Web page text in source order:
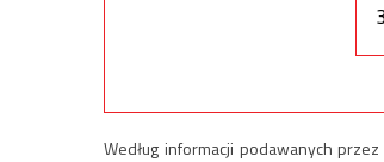
Według informacji podawanych